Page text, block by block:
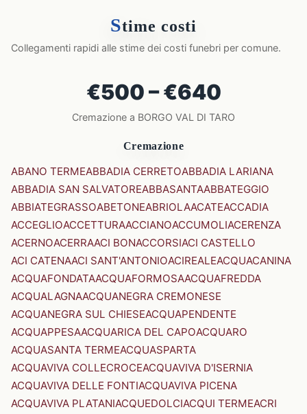
Stime costi
Collegamenti rapidi alle stime dei costi funebri per comune.
€500 – €640
Cremazione a BORGO VAL DI TARO
Cremazione
ABANO TERMEABBADIA CERRETOABBADIA LARIANA
ABBADIA SAN SALVATOREABBASANTAABBATEGGIO
ABBIATEGRASSOABETONEABRIOLAACATEACCADIA
ACCEGLIOACCETTURAACCIANOACCUMOLIACERENZA
ACERNOACERRAACI BONACCORSIACI CASTELLO
ACI CATENAACI SANT'ANTONIOACIREALEACQUACANINA
ACQUAFONDATAACQUAFORMOSAACQUAFREDDA
ACQUALAGNAACQUANEGRA CREMONESE
ACQUANEGRA SUL CHIESEACQUAPENDENTE
ACQUAPPESAACQUARICA DEL CAPOACQUARO
ACQUASANTA TERMEACQUASPARTA
ACQUAVIVA COLLECROCEACQUAVIVA D'ISERNIA
ACQUAVIVA DELLE FONTIACQUAVIVA PICENA
ACQUAVIVA PLATANIACQUEDOLCIACQUI TERMEACRI